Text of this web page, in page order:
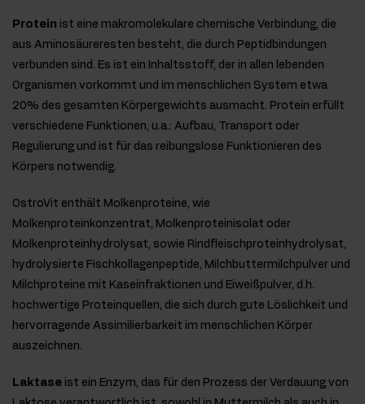
Protein ist eine makromolekulare chemische Verbindung, die
aus Aminosäureresten besteht, die durch Peptidbindungen
verbunden sind. Es ist ein Inhaltsstoff, der in allen lebenden
Organismen vorkommt und im menschlichen System etwa
20% des gesamten Körpergewichts ausmacht. Protein erfüllt
verschiedene Funktionen, u.a.: Aufbau, Transport oder
Regulierung und ist für das reibungslose Funktionieren des
Körpers notwendig.
OstroVit enthält Molkenproteine, wie
Molkenproteinkonzentrat, Molkenproteinisolat oder
Molkenproteinhydrolysat, sowie Rindfleischproteinhydrolysat,
hydrolysierte Fischkollagenpeptide, Milchbuttermilchpulver und
Milchproteine mit Kaseinfraktionen und Eiweißpulver, d.h.
hochwertige Proteinquellen, die sich durch gute Löslichkeit und
hervorragende Assimilierbarkeit im menschlichen Körper
auszeichnen.
Laktase ist ein Enzym, das für den Prozess der Verdauung von